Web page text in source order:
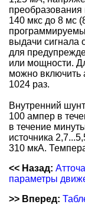
преобразования
140 мкс до 8 мс
выдачи сигнала
для
или мощности.
можно включить
1024 раз.
Внутренний
100 ампер в
в течение
источника
310 мкА.
<< Назад:
параметры
>> Вперед: